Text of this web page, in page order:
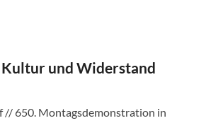
und Widerstand
// 650. Montagsdemonstration in